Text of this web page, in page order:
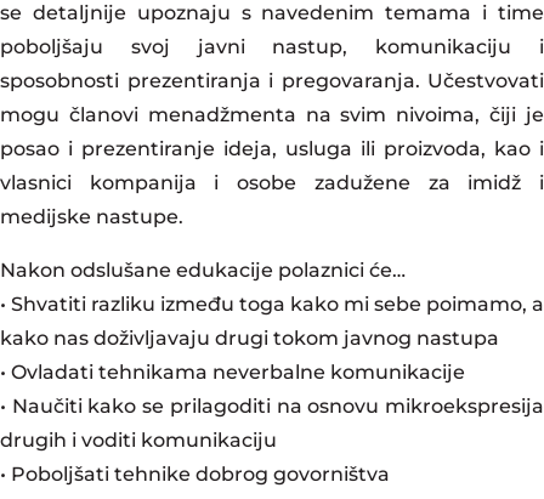
se detaljnije upoznaju s navedenim temama i time
poboljšaju svoj javni nastup, komunikaciju i
sposobnosti prezentiranja i pregovaranja. Učestvovati
mogu članovi menadžmenta na svim nivoima, čiji je
posao i prezentiranje ideja, usluga ili proizvoda, kao i
vlasnici kompanija i osobe zadužene za imidž i
medijske nastupe.
Nakon odslušane edukacije polaznici će…
• Shvatiti razliku između toga kako mi sebe poimamo, a
kako nas doživljavaju drugi tokom javnog nastupa
• Ovladati tehnikama neverbalne komunikacije
• Naučiti kako se prilagoditi na osnovu mikroekspresija
drugih i voditi komunikaciju
• Poboljšati tehnike dobrog govorništva